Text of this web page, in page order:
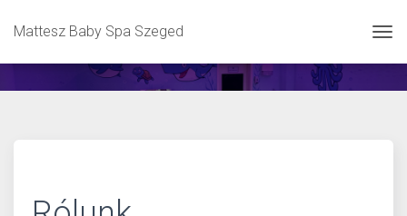
Mattesz Baby Spa Szeged